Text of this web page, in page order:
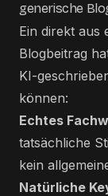
generische
Ein direkt aus
Blogbeitrag
KI-
können:
Echtes
tatsächliche
kein
Natürliche